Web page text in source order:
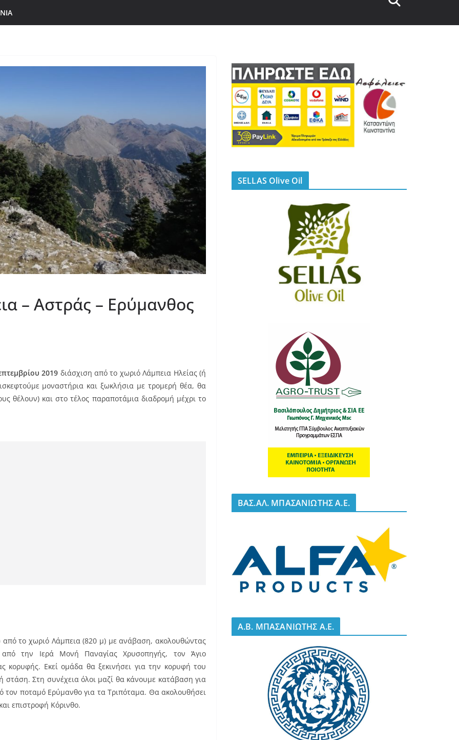
– Αστράς – Ερύμανθος
2019 διάσχιση από το χωριό Λάμπεια Ηλείας (ή
μοναστήρια και ξωκλήσια με τρομερή θέα, θα
θέλουν) και στο τέλος παραποτάμια διαδρομή μέχρι το
από το χωριό Λάμπεια (820 μ) με ανάβαση, ακολουθώντας
την Ιερά Μονή Παναγίας Χρυσοπηγής, τον Άγιο
κορυφής. Εκεί ομάδα θα ξεκινήσει για την κορυφή του
στάση. Στη συνέχεια όλοι μαζί θα κάνουμε κατάβαση για
τον ποταμό Ερύμανθο για τα Τριπόταμα. Θα ακολουθήσει
επιστροφή Κόρινθο.
SELLAS Olive Oil
BΑΣ.ΑΛ. ΜΠΑΣΑΝΙΩΤΗΣ Α.Ε.
A.B. ΜΠΑΣΑΝΙΩΤΗΣ Α.Ε.